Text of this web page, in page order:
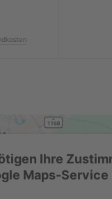
Ihre
Maps-Service